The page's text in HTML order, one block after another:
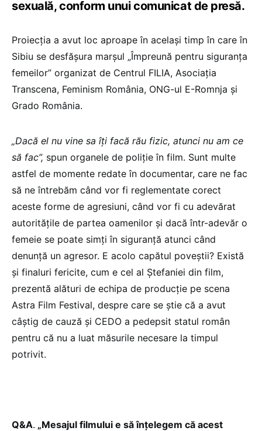
sexuală, conform unui comunicat de presă.
Proiecția a avut loc aproape în același timp în care în
Sibiu se desfășura marșul „Împreună pentru siguranța
femeilor” organizat de Centrul FILIA, Asociația
Transcena, Feminism România, ONG-ul E-Romnja și
Grado România.
„Dacă el nu vine sa îți facă rău fizic, atunci nu am ce
să fac”, spun organele de poliție în film. Sunt multe
astfel de momente redate în documentar, care ne fac
să ne întrebăm când vor fi reglementate corect
aceste forme de agresiuni, când vor fi cu adevărat
autoritățile de partea oamenilor și dacă într-adevăr o
femeie se poate simți în siguranță atunci când
denunță un agresor. E acolo capătul poveștii? Există
și finaluri fericite, cum e cel al Ștefaniei din film,
prezentă alături de echipa de producție pe scena
Astra Film Festival, despre care se știe că a avut
câștig de cauză și CEDO a pedepsit statul român
pentru că nu a luat măsurile necesare la timpul
potrivit.
Q&A. „Mesajul filmului e să înțelegem că acest